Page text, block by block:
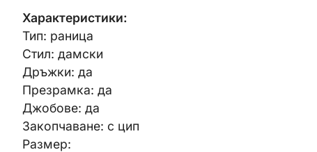
Характеристики:
Тип: раница
Стил: дамски
Дръжки: да
Презрамка: да
Джобове: да
Закопчаване: с цип
Размер: